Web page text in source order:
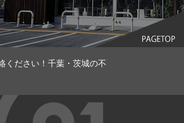
ください！千葉・茨城の不